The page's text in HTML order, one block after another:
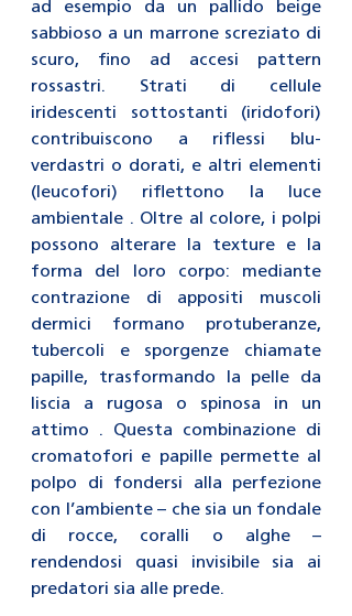
ad esempio da un pallido beige
sabbioso a un marrone screziato di
scuro, fino ad accesi pattern
rossastri. Strati di cellule
iridescenti sottostanti (iridofori)
contribuiscono a riflessi blu-
verdastri o dorati, e altri elementi
(leucofori) riflettono la luce
ambientale . Oltre al colore, i polpi
possono alterare la texture e la
forma del loro corpo: mediante
contrazione di appositi muscoli
dermici formano protuberanze,
tubercoli e sporgenze chiamate
papille, trasformando la pelle da
liscia a rugosa o spinosa in un
attimo . Questa combinazione di
cromatofori e papille permette al
polpo di fondersi alla perfezione
con l’ambiente – che sia un fondale
di rocce, coralli o alghe –
rendendosi quasi invisibile sia ai
predatori sia alle prede.